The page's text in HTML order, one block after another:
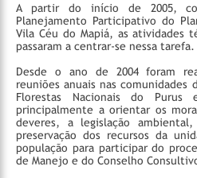
A partir do início de 2005,
Planejamento Participativo do
Vila Céu do Mapiá, as atividades
passaram a centrar-se nessa tarefa.
Desde o ano de 2004 foram
reuniões anuais nas comunidades
Florestas Nacionais do Purus
principalmente a orientar os
deveres, a legislação
preservação dos recursos da
população para participar do
de Manejo e do Conselho